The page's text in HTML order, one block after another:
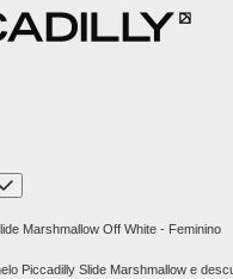
Marshmallow Off White - Feminino
Piccadilly Slide Marshmallow e